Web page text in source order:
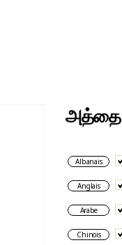
அத்தை
Albanais
Anglais
Arabe
Chinois